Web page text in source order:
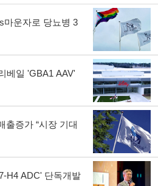
기마운자로 당뇨병 3
베일 'GBA1 AAV'
출증가 “시장 기대
H4 ADC' 단독개발